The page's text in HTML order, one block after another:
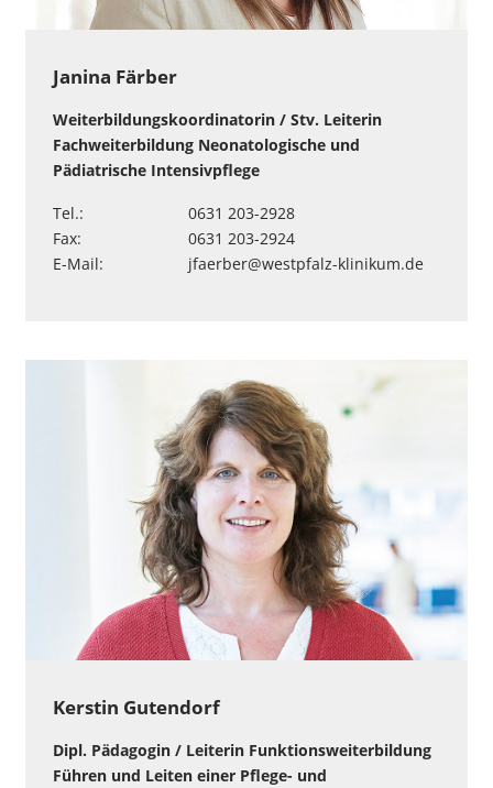
Janina Färber
Weiterbildungskoordinatorin / Stv. Leiterin
Fachweiterbildung Neonatologische und
Pädiatrische Intensivpflege
Tel.:
0631 203-2928
Fax:
0631 203-2924
E-Mail:
jfaerber@westpfalz-klinikum.de
Kerstin Gutendorf
Dipl. Pädagogin / Leiterin Funktionsweiterbildung
Führen und Leiten einer Pflege- und